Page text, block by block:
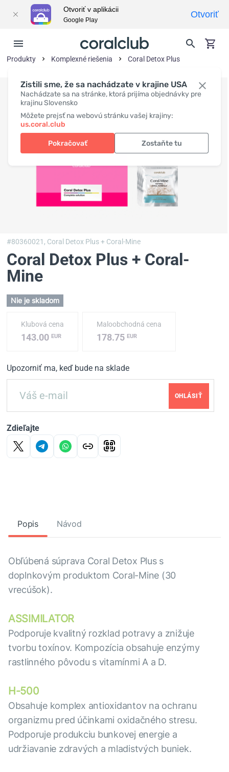
Zistili sme, že sa nachádzate v krajine USA
Nachádzate sa na stránke, ktorá prijíma objednávky pre
krajinu Slovensko
Môžete prejsť na webovú stránku vašej krajiny:
us.coral.club
Pokračovať Zostaňte tu
Produkty Komplexné riešenia Coral Detox Plus
#80360021, Coral Detox Plus + Coral-Mine
Coral Detox Plus + Coral-
Mine
Nie je skladom
Klubová cena
143.00 EUR
Maloobchodná cena
178.75EUR
Upozorniť ma, keď bude na sklade
OHLÁSIŤ
Zdieľajte
Popis Návod
Obľúbená súprava Coral Detox Plus s
doplnkovým produktom Coral-Mine (30
vrecúšok).
ASSIMILATOR
Podporuje kvalitný rozklad potravy a znižuje
tvorbu toxínov. Kompozícia obsahuje enzýmy
rastlinného pôvodu s vitamínmi A a D.
H-500
Obsahuje komplex antioxidantov na ochranu
organizmu pred účinkami oxidačného stresu.
Podporuje produkciu bunkovej energie a
udržiavanie zdravých a mladistvých buniek.
Otvoriť v aplikácii
Google Play
Otvoriť